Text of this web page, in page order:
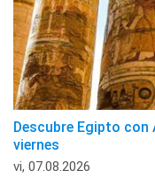
Descubre Egipto con
viernes
vi, 07.08.2026